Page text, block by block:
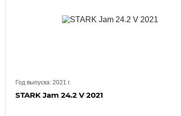
Год выпуска: 2021 г.
STARK Jam 24.2 V 2021